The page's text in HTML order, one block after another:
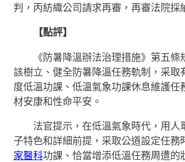
判，丙紡織公司請求再審，再審法院採
【點評】
《防暑降溫辦法治理措施》第五
該樹立、健全防暑降溫任務軌制，采取
度低溫功課、低溫氣象功課休息維護任
材安康和性命平安。
法官提示，在低溫氣象時代，用人
子特色和詳細前提，采取公道設定任務
家醫科功課、恰當增添低溫任務周遭的